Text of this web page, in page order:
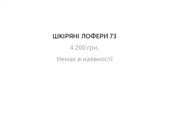
ШКІРЯНІ ЛОФЕРИ 73
4 200 грн.
Немає в наявності